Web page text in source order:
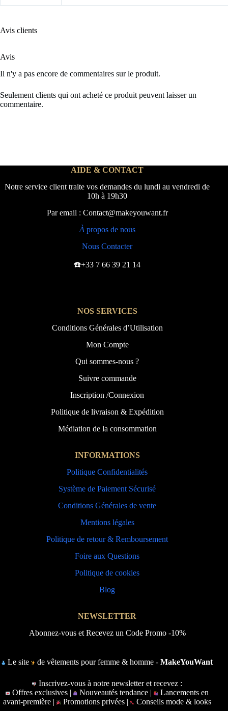
Avis clients
Avis
Il n'y a pas encore de commentaires sur le produit.
Seulement clients qui ont acheté ce produit peuvent laisser un
commentaire.
AIDE & CONTACT
Notre service client traite vos demandes du lundi au vendredi de
10h à 19h30
Par email : Contact@makeyouwant.fr
À propos de nous
Nous Contacter
☎️+33 7 66 39 21 14
NOS SERVICES
Conditions Générales d’Utilisation
Mon Compte
Qui sommes-nous ?
Suivre commande
Inscription /Connexion
Politique de livraison & Expédition
Médiation de la consommation
INFORMATIONS
Politique Confidentialités
Système de Paiement Sécurisé
Conditions Générales de vente
Mentions légales
Politique de retour & Remboursement
Foire aux Questions
Politique de cookies
Blog
NEWSLETTER
Abonnez-vous et Recevez un Code Promo -10%
Le site de vêtements pour femme & homme -MakeYouWant
Inscrivez-vous à notre newsletter et recevez :
Offres exclusives |
Nouveautés tendance |
Lancements en
avant-première | Promotions privées | Conseils mode & looks